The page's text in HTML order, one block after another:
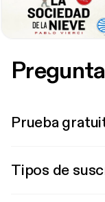
Prueba
Tipos de